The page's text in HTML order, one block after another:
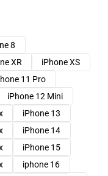
8
XR
iPhone XS
11 Pro
iPhone 12 Mini
iPhone 13
iPhone 14
iPhone 15
iphone 16